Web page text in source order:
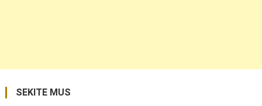
SEKITE MUS
augalas/">